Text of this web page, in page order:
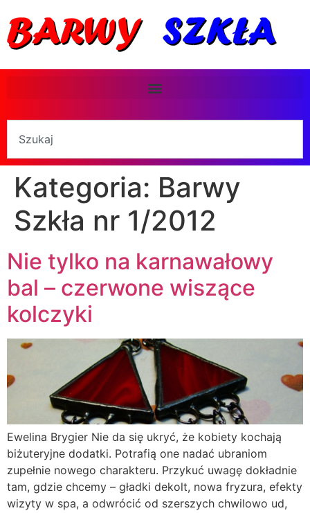
Kategoria: Barwy
Szkła nr 1/2012
Nie tylko na karnawałowy
bal – czerwone wiszące
kolczyki
Ewelina Brygier Nie da się ukryć, że kobiety kochają
biżuteryjne dodatki. Potrafią one nadać ubraniom
zupełnie nowego charakteru. Przykuć uwagę dokładnie
tam, gdzie chcemy – gładki dekolt, nowa fryzura, efekty
wizyty w spa, a odwrócić od szerszych chwilowo ud,